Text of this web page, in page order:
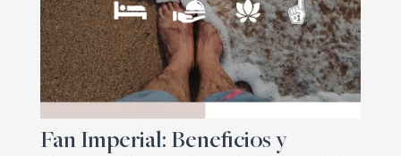
Fan Imperial: Beneficios y